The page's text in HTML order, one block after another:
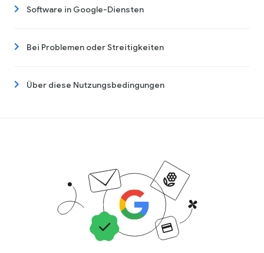
Software in Google-Diensten
Bei Problemen oder Streitigkeiten
Über diese Nutzungsbedingungen